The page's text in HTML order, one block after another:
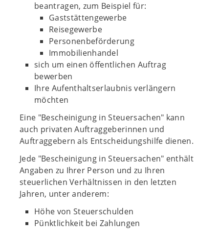
beantragen, zum Beispiel für:
Gaststättengewerbe
Reisegewerbe
Personenbeförderung
Immobilienhandel
sich um einen öffentlichen Auftrag
bewerben
Ihre Aufenthaltserlaubnis verlängern
möchten
Eine "Bescheinigung in Steuersachen" kann
auch privaten Auftraggeberinnen und
Auftraggebern als Entscheidungshilfe dienen.
Jede "Bescheinigung in Steuersachen" enthält
Angaben zu Ihrer Person und zu Ihren
steuerlichen Verhältnissen in den letzten
Jahren, unter anderem:
Höhe von Steuerschulden
Pünktlichkeit bei Zahlungen